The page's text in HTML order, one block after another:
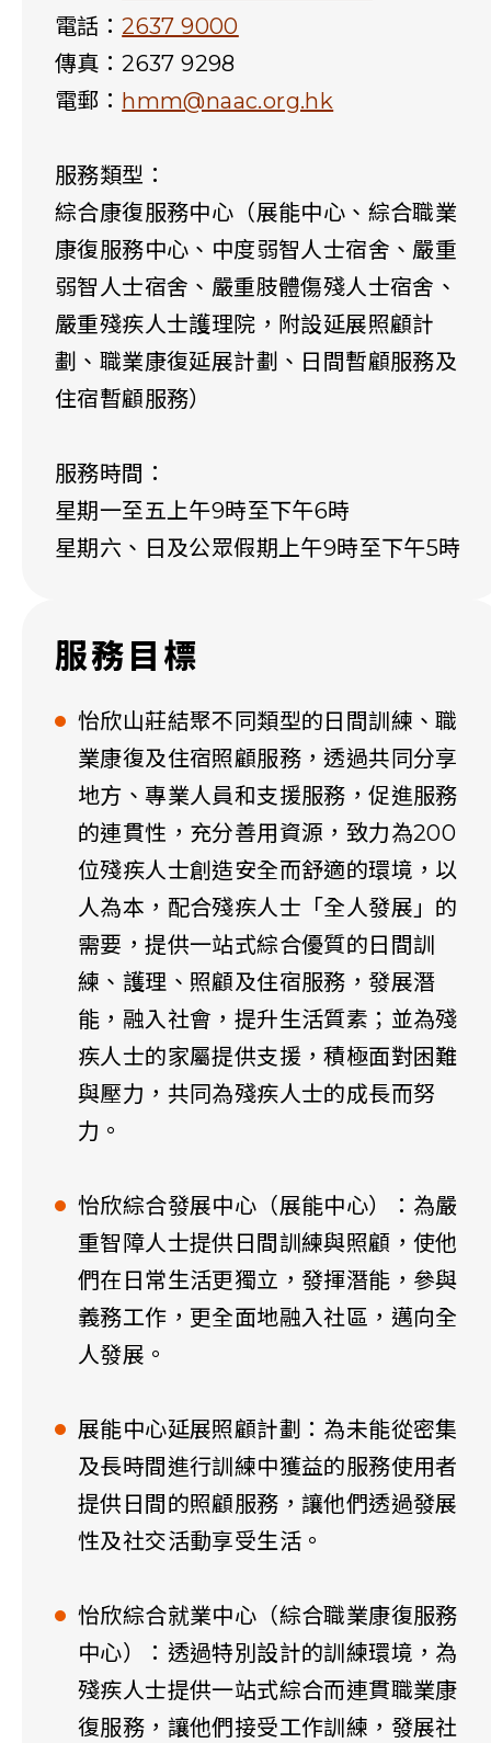
電話： 2637 9000
傳真：2637 9298
電郵： hmm@naac.org.hk
服務類型：
綜合康復服務中心（展能中心、綜合職業
康復服務中心、中度弱智人士宿舍、嚴重
弱智人士宿舍、嚴重肢體傷殘人士宿舍、
嚴重殘疾人士護理院，附設延展照顧計
劃、職業康復延展計劃、日間暫顧服務及
住宿暫顧服務）
服務時間：
星期一至五上午9時至下午6時
星期六、日及公眾假期上午9時至下午5時
服務目標
怡欣山莊結聚不同類型的日間訓練、職
業康復及住宿照顧服務，透過共同分享
地方、專業人員和支援服務，促進服務
的連貫性，充分善用資源，致力為200
位殘疾人士創造安全而舒適的環境，以
人為本，配合殘疾人士「全人發展」的
需要，提供一站式綜合優質的日間訓
練、護理、照顧及住宿服務，發展潛
能，融入社會，提升生活質素；並為殘
疾人士的家屬提供支援，積極面對困難
與壓力，共同為殘疾人士的成長而努
力。
怡欣綜合發展中心（展能中心）：為嚴
重智障人士提供日間訓練與照顧，使他
們在日常生活更獨立，發揮潛能，參與
義務工作，更全面地融入社區，邁向全
人發展。
展能中心延展照顧計劃：為未能從密集
及長時間進行訓練中獲益的服務使用者
提供日間的照顧服務，讓他們透過發展
性及社交活動享受生活。
怡欣綜合就業中心（綜合職業康復服務
中心）：透過特別設計的訓練環境，為
殘疾人士提供一站式綜合而連貫職業康
復服務，讓他們接受工作訓練，發展社